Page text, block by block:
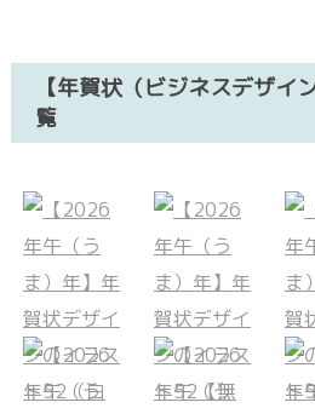
【年賀状（ビジネスデザイ
覧